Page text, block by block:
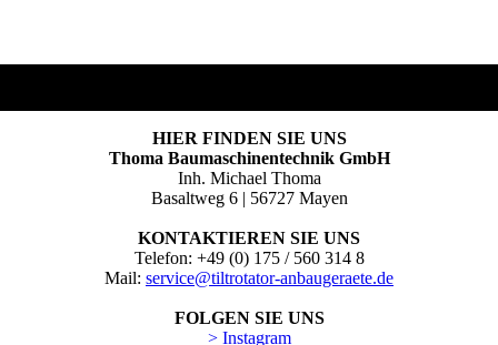
HIER FINDEN SIE UNS
Thoma Baumaschinentechnik GmbH
Inh. Michael Thoma
Basaltweg 6 | 56727 Mayen
KONTAKTIEREN SIE UNS
Telefon: +49 (0) 175 / 560 314 8
Mail: service@tiltrotator-anbaugeraete.de
FOLGEN SIE UNS
> Instagram